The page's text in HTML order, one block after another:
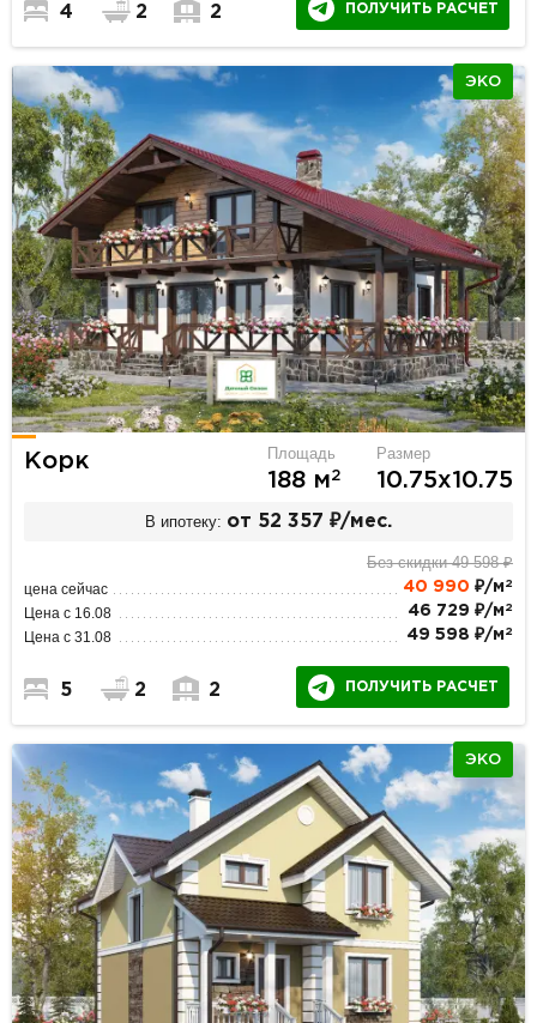
4 2 2 ПОЛУЧИТЬ РАСЧЕТ
ЭКО
Корк Площадь
188 м2
Размер
10.75х10.75
В ипотеку: от 52 357 ₽/мес.
Без скидки 49 598 ₽
цена сейчас 40 990 ₽/м 2
Цена с 16.08 46 729 ₽/м 2
Цена с 31.08 49 598 ₽/м 2
5 2 2 ПОЛУЧИТЬ РАСЧЕТ
ЭКО